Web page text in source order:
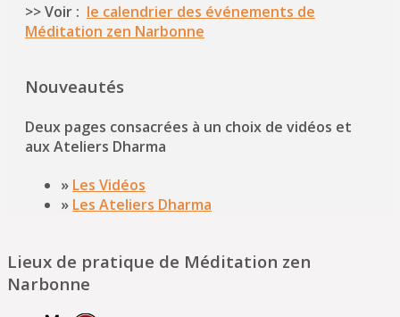
>> Voir : le calendrier des événements de
Méditation zen Narbonne
Nouveautés
Deux pages consacrées à un choix de vidéos et
aux Ateliers Dharma
» Les Vidéos
» Les Ateliers Dharma
Lieux de pratique de Méditation zen
Narbonne